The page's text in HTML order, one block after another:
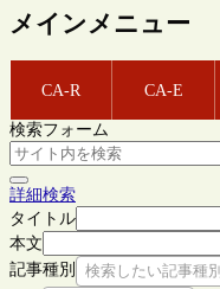
メインメニュー
CA-R CA-E
検索フォーム
詳細検索
タイトル
本文
記事種別
検索したい記事種